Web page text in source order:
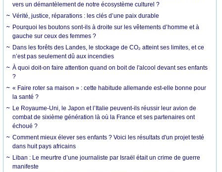
vers un démantèlement de notre écosystème culturel ?
Vérité, justice, réparations : les clés d’une paix durable
Pourquoi les boutons sont-ils à droite sur les vêtements d’homme et à
gauche sur ceux des femmes ?
Dans les forêts des Landes, le stockage de CO₂ atteint ses limites, et ce
n’est pas seulement dû aux incendies
À quoi doit-on faire attention quand on boit de l'alcool devant ses enfants
?
« Faire roter sa maison » : cette habitude allemande est-elle bonne pour
la santé ?
Le Royaume-Uni, le Japon et l’Italie peuvent-ils réussir leur avion de
combat de sixième génération là où la France et ses partenaires ont
échoué ?
Comment mieux élever ses enfants ? Voici les résultats d'un projet testé
dans huit pays africains
Liban : Le meurtre d’une journaliste par Israël était un crime de guerre
manifeste